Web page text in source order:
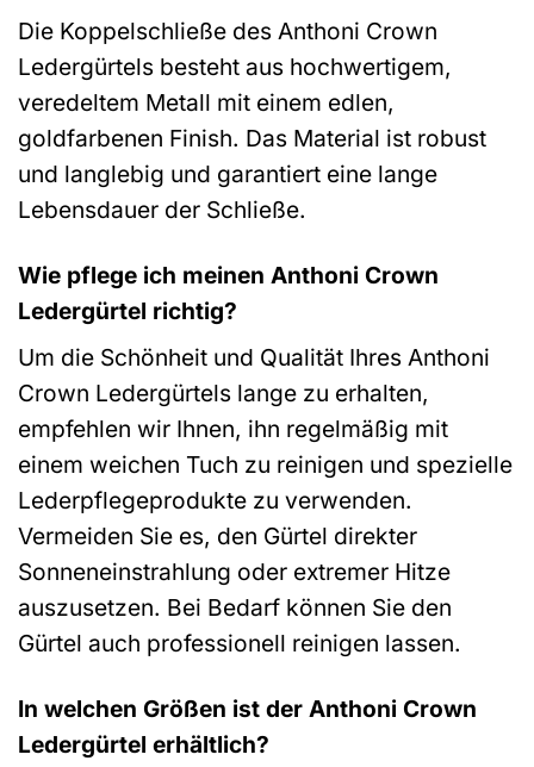
Die Koppelschließe des Anthoni Crown
Ledergürtels besteht aus hochwertigem,
veredeltem Metall mit einem edlen,
goldfarbenen Finish. Das Material ist robust
und langlebig und garantiert eine lange
Lebensdauer der Schließe.
Wie pflege ich meinen Anthoni Crown
Ledergürtel richtig?
Um die Schönheit und Qualität Ihres Anthoni
Crown Ledergürtels lange zu erhalten,
empfehlen wir Ihnen, ihn regelmäßig mit
einem weichen Tuch zu reinigen und spezielle
Lederpflegeprodukte zu verwenden.
Vermeiden Sie es, den Gürtel direkter
Sonneneinstrahlung oder extremer Hitze
auszusetzen. Bei Bedarf können Sie den
Gürtel auch professionell reinigen lassen.
In welchen Größen ist der Anthoni Crown
Ledergürtel erhältlich?